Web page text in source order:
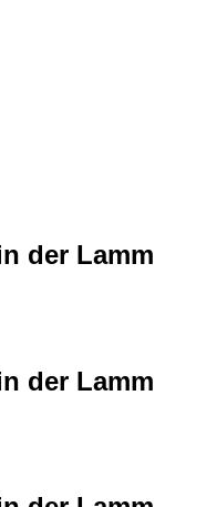
der Lamm
der Lamm